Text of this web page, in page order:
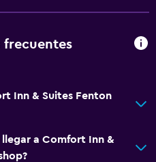
frecuentes
Inn & Suites Fenton
llegar a Comfort Inn &